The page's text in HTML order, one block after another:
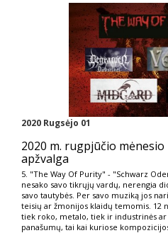
2020 Rugsėjo 01
2020 m. rugpjūčio
apžvalga
5. "The Way Of Purity" - "Schwarz
nesako savo tikrųjų vardų, nerengia
savo tautybės. Per savo muziką jos
teisių ar žmonijos klaidų temomis. 12
tiek roko, metalo, tiek ir industrinės
panašumų, tai kai kuriose